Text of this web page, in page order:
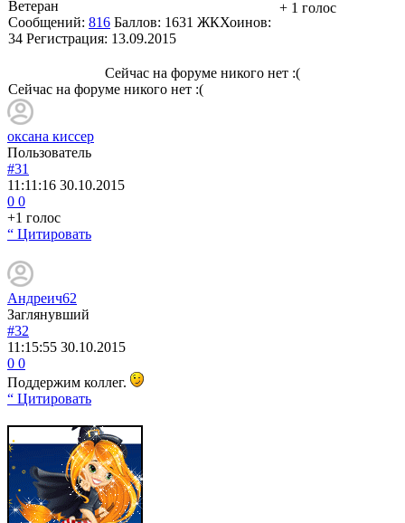
Ветеран
Сообщений: 816 Баллов: 1631 ЖКХоинов:
34 Регистрация: 13.09.2015
+ 1 голос
Сейчас на форуме никого нет :(
Сейчас на форуме никого нет :(
оксана киссер
Пользователь
#31
11:11:16 30.10.2015
0 0
+1 голос
“ Цитировать
Андреич62
Заглянувший
#32
11:15:55 30.10.2015
0 0
Поддержим коллег.
“ Цитировать